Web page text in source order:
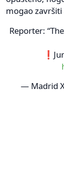
mogao
Reporter:
— Madrid